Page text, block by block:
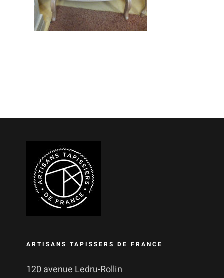
ARTISANS TAPISSERS DE FRANCE
120 avenue Ledru-Rollin